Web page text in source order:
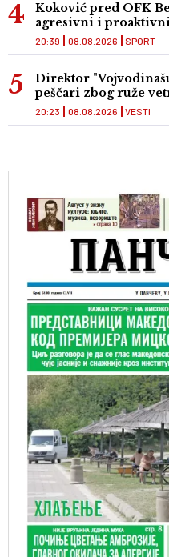
Koković pred OFK
agresivni i
SPORT
20:39 08.08.2026
Direktor
peščari zbog ruže
VESTI
20:23 08.08.2026